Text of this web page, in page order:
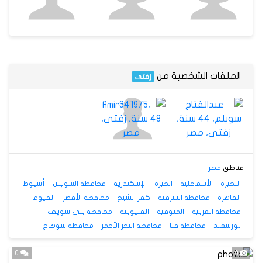
الملفات الشخصية من زفتى
مناطق مصر
البحيرة
الأسماعلية الجيزة الإسكندرية محافظة السويس
أسيوط
القاهرة
محافظة الشرقية كفر الشيخ محافظة الأقصر
الفيوم
محافظة الغربية
المنوفية القليوبية
محافظة بنى سويف
بورسعيد
محافظة قنا محافظة البحر الأحمر محافظة سوهاج
0